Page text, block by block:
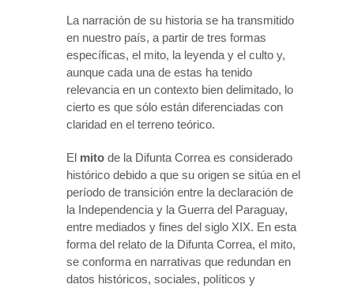
La narración de su historia se ha transmitido
en nuestro país, a partir de tres formas
específicas, el mito, la leyenda y el culto y,
aunque cada una de estas ha tenido
relevancia en un contexto bien delimitado, lo
cierto es que sólo están diferenciadas con
claridad en el terreno teórico.
El mito de la Difunta Correa es considerado
histórico debido a que su origen se sitúa en el
período de transición entre la declaración de
la Independencia y la Guerra del Paraguay,
entre mediados y fines del siglo XIX. En esta
forma del relato de la Difunta Correa, el mito,
se conforma en narrativas que redundan en
datos históricos, sociales, políticos y